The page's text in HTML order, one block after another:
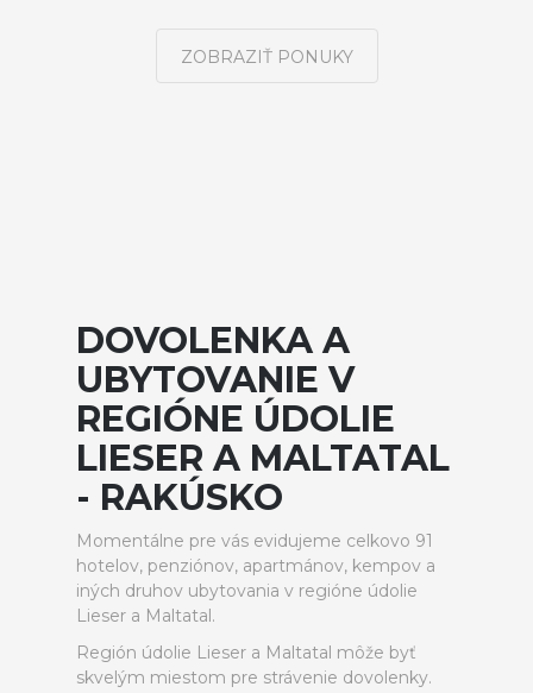
ZOBRAZIŤ PONUKY
DOVOLENKA A
UBYTOVANIE V
REGIÓNE ÚDOLIE
LIESER A MALTATAL
- RAKÚSKO
Momentálne pre vás evidujeme celkovo 91
hotelov, penziónov, apartmánov, kempov a
iných druhov ubytovania v regióne údolie
Lieser a Maltatal.
Región údolie Lieser a Maltatal môže byť
skvelým miestom pre strávenie dovolenky.